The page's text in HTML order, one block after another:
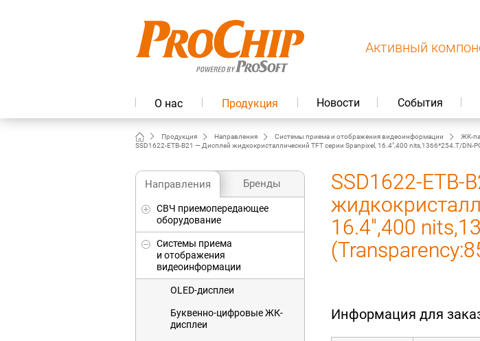
Активный
О нас Продукция Новости События
Продукция Направления Системы приема и отображения видеоинформации ЖК-
SSD1622-ETB-B21 — Дисплей жидкокристаллический TFT серии Spanpixel, 16.4",400 nits,1366*254.T/DN-
Направления Бренды
СВЧ приемопередающее
оборудование
Системы приема
и отображения
видеоинформации
OLED-дисплеи
Буквенно-цифровые ЖК-
дисплеи
SSD1622-ETB-
16.4",400
Информация для